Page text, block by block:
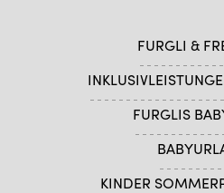
FURGLI &
FURGLIS
KINDER